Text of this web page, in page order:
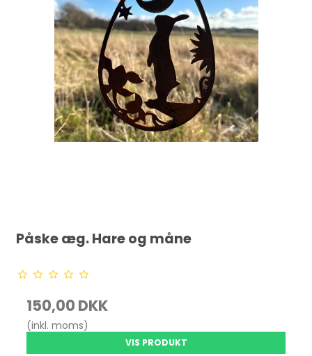
Påske æg. Hare og måne
150,00 DKK
(inkl. moms)
VIS PRODUKT